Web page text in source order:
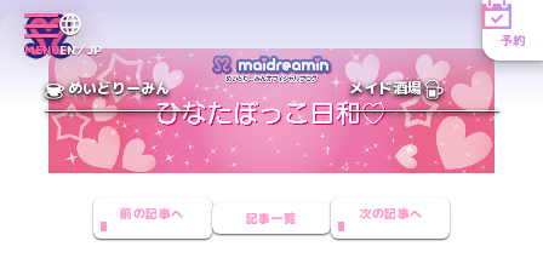
MENUEN／JP
予約
めいどりーみん メイド酒場
前の記事へ 記事一覧 次の記事へ